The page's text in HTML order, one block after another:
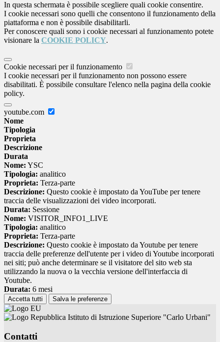
In questa schermata è possibile scegliere quali cookie consentire.
I cookie necessari sono quelli che consentono il funzionamento della
piattaforma e non è possibile disabilitarli.
Per conoscere quali sono i cookie necessari al funzionamento potete
visionare la COOKIE POLICY.
Cookie necessari per il funzionamento
I cookie necessari per il funzionamento non possono essere
disabilitati. È possibile consultare l'elenco nella pagina della cookie
policy.
youtube.com
Nome
Tipologia
Proprieta
Descrizione
Durata
Nome: YSC
Tipologia: analitico
Proprieta: Terza-parte
Descrizione: Questo cookie è impostato da YouTube per tenere
traccia delle visualizzazioni dei video incorporati.
Durata: Sessione
Nome: VISITOR_INFO1_LIVE
Tipologia: analitico
Proprieta: Terza-parte
Descrizione: Questo cookie è impostato da Youtube per tenere
traccia delle preferenze dell'utente per i video di Youtube incorporati
nei siti; può anche determinare se il visitatore del sito web sta
utilizzando la nuova o la vecchia versione dell'interfaccia di
Youtube.
Durata: 6 mesi
Accetta tutti Salva le preferenze
Istituto di Istruzione Superiore "Carlo Urbani"
Contatti